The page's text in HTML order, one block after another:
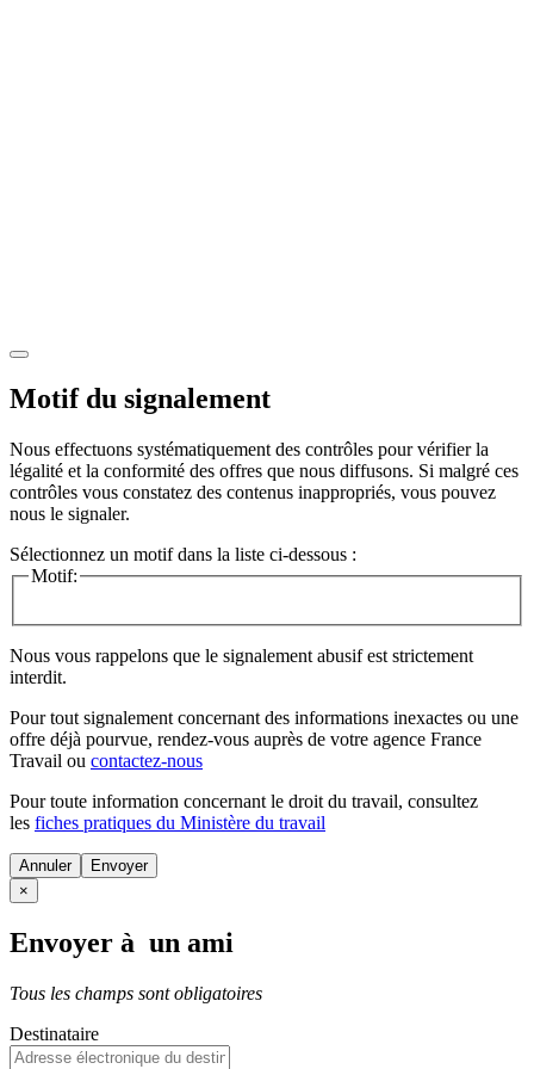
Motif du signalement
Nous effectuons systématiquement des contrôles pour vérifier la
légalité et la conformité des offres que nous diffusons. Si malgré ces
contrôles vous constatez des contenus inappropriés, vous pouvez
nous le signaler.
Sélectionnez un motif dans la liste ci-dessous :
Motif:
Nous vous rappelons que le signalement abusif est strictement
interdit.
Pour tout signalement concernant des informations inexactes ou une
offre déjà pourvue, rendez-vous auprès de votre agence France
Travail ou contactez-nous
Pour toute information concernant le droit du travail, consultez
les fiches pratiques du Ministère du travail
Annuler
×
Envoyer à un ami
Tous les champs sont obligatoires
Destinataire